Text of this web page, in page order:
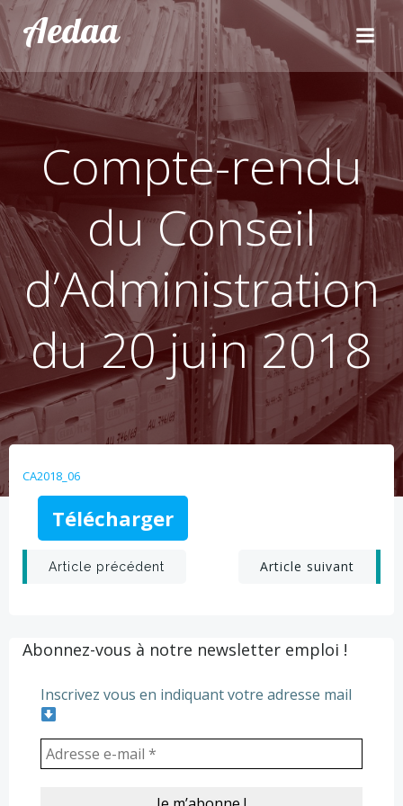
Aller
au
contenu
Aedaa
Compte-rendu
du Conseil
d’Administration
du 20 juin 2018
CA2018_06
Télécharger
Post
Article précédent
PostArticle suivant
Abonnez-vous à notre newsletter emploi !
Inscrivez vous en indiquant votre adresse mail